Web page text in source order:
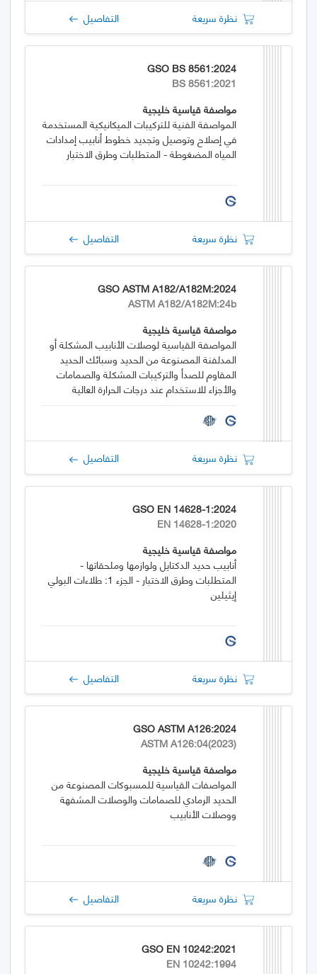
نظرة سريعة التفاصيل
GSO BS 8561:2024
BS 8561:2021
مواصفة قياسية خليجية
المواصفة الفنية للتركيبات الميكانيكية المستخدمة
في إصلاح وتوصيل وتجديد خطوط أنابيب إمدادات
المياه المضغوطة - المتطلبات وطرق الاختبار
نظرة سريعة التفاصيل
GSO ASTM A182/A182M:2024
ASTM A182/A182M:24b
مواصفة قياسية خليجية
المواصفة القياسية لوصلات الأنابيب المشكلة أو
المدلفنة المصنوعة من الحديد وسبائك الحديد
المقاوم للصدأ والتركيبات المشكلة والصمامات
والأجزاء للاستخدام عند درجات الحرارة العالية
نظرة سريعة التفاصيل
GSO EN 14628-1:2024
EN 14628-1:2020
مواصفة قياسية خليجية
أنابيب حديد الدكتايل ولوازمها وملحقاتها -
المتطلبات وطرق الاختبار - الجزء 1: طلاءات البولي
إيثيلين
نظرة سريعة التفاصيل
GSO ASTM A126:2024
ASTM A126:04(2023)
مواصفة قياسية خليجية
المواصفات القياسية للمسبوكات المصنوعة من
الحديد الرمادي للصمامات والوصلات المشفهة
ووصلات الأنابيب
نظرة سريعة التفاصيل
GSO EN 10242:2021
EN 10242:1994